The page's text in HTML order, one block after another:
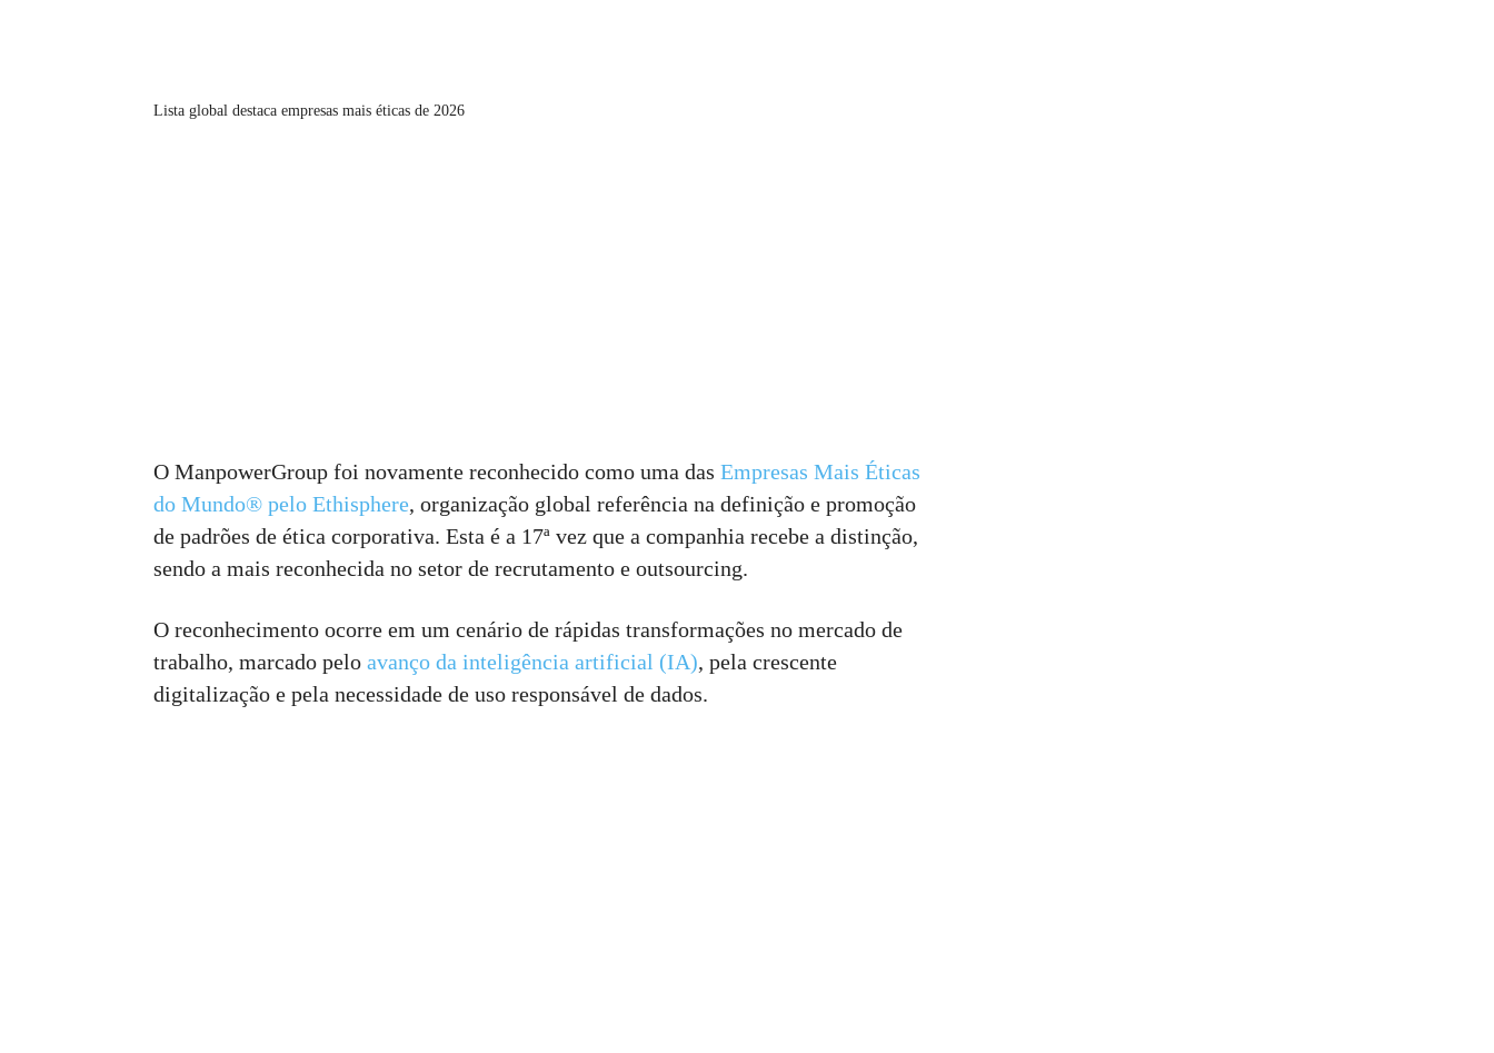
Lista global destaca empresas mais éticas de 2026
O ManpowerGroup foi novamente reconhecido como uma das Empresas Mais Éticas
do Mundo® pelo Ethisphere, organização global referência na definição e promoção
de padrões de ética corporativa. Esta é a 17ª vez que a companhia recebe a distinção,
sendo a mais reconhecida no setor de recrutamento e outsourcing.
O reconhecimento ocorre em um cenário de rápidas transformações no mercado de
trabalho, marcado pelo avanço da inteligência artificial (IA), pela crescente
digitalização e pela necessidade de uso responsável de dados.